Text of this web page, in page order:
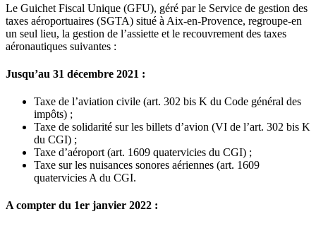
Le Guichet Fiscal Unique (GFU), géré par le Service de gestion des
taxes aéroportuaires (SGTA) situé à Aix-en-Provence, regroupe-en
un seul lieu, la gestion de l’assiette et le recouvrement des taxes
aéronautiques suivantes :
Jusqu’au 31 décembre 2021 :
Taxe de l’aviation civile (art. 302 bis K du Code général des
impôts) ;
Taxe de solidarité sur les billets d’avion (VI de l’art. 302 bis K
du CGI) ;
Taxe d’aéroport (art. 1609 quatervicies du CGI) ;
Taxe sur les nuisances sonores aériennes (art. 1609
quatervicies A du CGI.
A compter du 1er janvier 2022 :